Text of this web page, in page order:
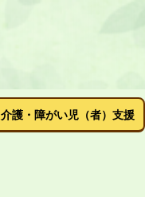
介護・障がい児（者）支援